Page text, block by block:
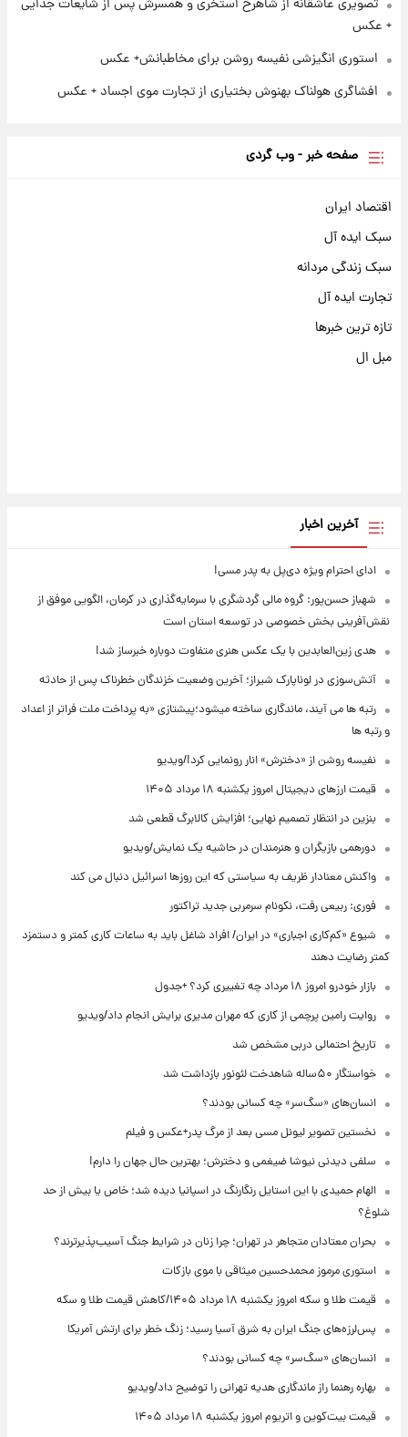
تصویری عاشقانه از شاهرخ استخری و همسرش پس از شایعات جدایی
+ عکس
استوری انگیزشی نفیسه روشن برای مخاطبانش+ عکس
افشاگری هولناک بهنوش بختیاری از تجارت موی اجساد + عکس
صفحه خبر - وب گردی
اقتصاد ایران
سبک ایده آل
سبک زندگی مردانه
تجارت ایده آل
تازه ترین خبرها
مبل ال
آخرین اخبار
ادای احترام ویژه دی‌پل به پدر مسی!
شهباز حسن‌پور: گروه مالی گردشگری با سرمایه‌گذاری در کرمان، الگویی موفق از
نقش‌آفرینی بخش خصوصی در توسعه استان است
هدی زین‌العابدین با یک عکس هنری متفاوت دوباره خبرساز شد!
آتش‌سوزی در لوناپارک شیراز؛ آخرین وضعیت خزندگان خطرناک پس از حادثه
رتبه ها می آیند، ماندگاری ساخته میشود؛پیشتازی «به پرداخت ملت فراتر از اعداد
و رتبه ها
نفیسه روشن از «دخترش» انار رونمایی کرد!/ویدیو
قیمت ارزهای دیجیتال امروز یکشنبه ۱۸ مرداد ۱۴۰۵
بنزین در انتظار تصمیم نهایی؛ افزایش کالابرگ قطعی شد
دورهمی بازیگران و هنرمندان در حاشیه یک نمایش/ویدیو
واکنش معنادار ظریف به سیاستی که این روزها اسرائیل دنبال می کند
فوری: ربیعی رفت، نکونام سرمربی جدید تراکتور
شیوع «کم‌کاری اجباری» در ایران/ افراد شاغل باید به ساعات کاری کمتر و دستمزد
کمتر رضایت دهند
بازار خودرو امروز ۱۸ مرداد چه تغییری کرد؟ +جدول
روایت رامین پرچمی از کاری که مهران مدیری برایش انجام داد/ویدیو
تاریخ احتمالی دربی مشخص شد
خواستگار ۵۰ساله شاهدخت لئونور بازداشت شد
انسان‌های «سگ‌سر» چه کسانی بودند؟
نخستین تصویر لیونل مسی بعد از مرگ پدر+عکس و فیلم
سلفی دیدنی نیوشا ضیغمی و دخترش؛ بهترین حال جهان را دارم!
الهام حمیدی با این استایل رنگارنگ در اسپانیا دیده شد؛ خاص یا بیش از حد
شلوغ؟
بحران معتادان متجاهر در تهران؛ چرا زنان در شرایط جنگ آسیب‌پذیرترند؟
استوری مرموز محمدحسین میثاقی با موی بازکات
قیمت طلا و سکه امروز یکشنبه ۱۸ مرداد ۱۴۰۵/کاهش قیمت طلا و سکه
پس‌لرزه‌های جنگ ایران به شرق آسیا رسید؛ زنگ خطر برای ارتش آمریکا
انسان‌های «سگ‌سر» چه کسانی بودند؟
بهاره رهنما راز ماندگاری هدیه تهرانی را توضیح داد/ویدیو
قیمت بیت‌کوین و اتریوم امروز یکشنبه ۱۸ مرداد ۱۴۰۵